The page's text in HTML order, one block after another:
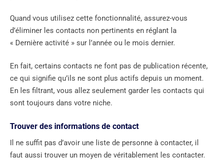
Quand vous utilisez cette fonctionnalité, assurez-vous
d’éliminer les contacts non pertinents en réglant la
« Dernière activité » sur l’année ou le mois dernier.
En fait, certains contacts ne font pas de publication récente,
ce qui signifie qu’ils ne sont plus actifs depuis un moment.
En les filtrant, vous allez seulement garder les contacts qui
sont toujours dans votre niche.
Trouver des informations de contact
Il ne suffit pas d’avoir une liste de personne à contacter, il
faut aussi trouver un moyen de véritablement les contacter.